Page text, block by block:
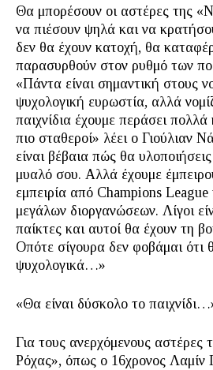
Θα μπορέσουν οι αστέρες της
να πιέσουν ψηλά και να
δεν θα έχουν κατοχή, θα
παρασυρθούν στον ρυθμό των
«Πάντα είναι σημαντική στους
ψυχολογική ευρωστία, αλλά
παιχνίδια έχουμε περάσει
πιο σταθεροί» λέει ο Γιούλιαν
είναι βέβαια πώς θα
μυαλό σου. Αλλά έχουμε
εμπειρία από Champions League
μεγάλων διοργανώσεων. Λίγοι
παίκτες και αυτοί θα έχουν τη
Οπότε σίγουρα δεν φοβάμαι ότι
ψυχολογικά…»
«Θα είναι δύσκολο το
Για τους ανερχόμενους αστέρες
Ρόχας», όπως ο 16χρονος Λαμίν